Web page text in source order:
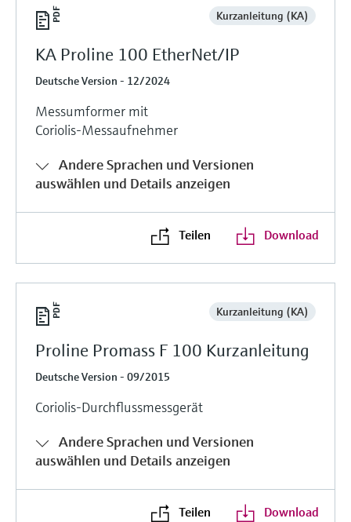
Kurzanleitung (KA)
KA Proline 100 EtherNet/IP
Deutsche Version - 12/2024
Messumformer mit
Coriolis-Messaufnehmer
Andere Sprachen und Versionen
auswählen und Details anzeigen
Teilen Download
Kurzanleitung (KA)
Proline Promass F 100 Kurzanleitung
Deutsche Version - 09/2015
Coriolis-Durchflussmessgerät
Andere Sprachen und Versionen
auswählen und Details anzeigen
Teilen Download